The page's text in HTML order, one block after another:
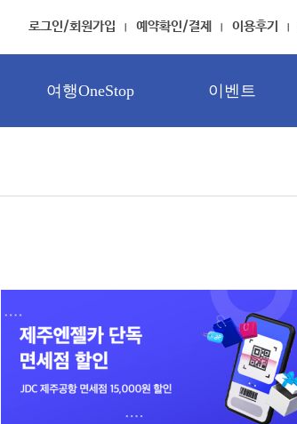
로그인/회원가입 예약확인/결제 이용후기
여행OneStop 이벤트